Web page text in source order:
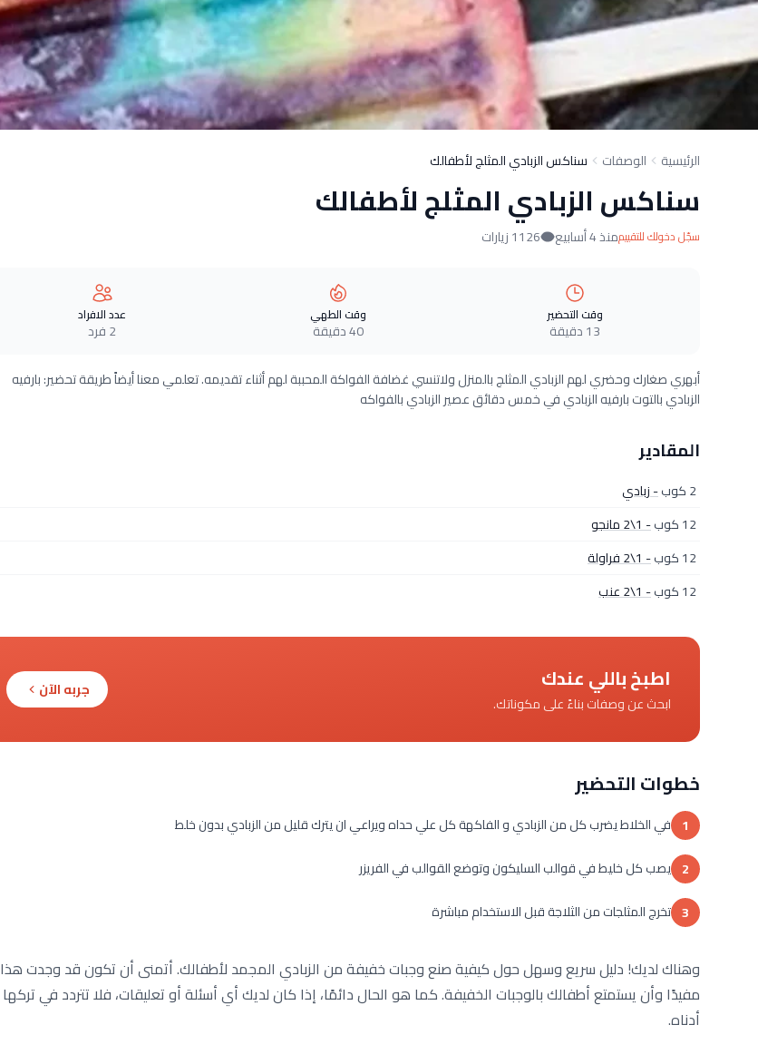
الرئيسية الوصفات سناكس الزبادي المثلج لأطفالك
سناكس الزبادي المثلج لأطفالك
سجّل دخولك للتقييممنذ 4 أسابيع 1126 زيارات
وقت التحضير
13 دقيقة
وقت الطهي
40 دقيقة
عدد الافراد
2 فرد
أبهري صغارك وحضري لهم الزبادي المثلج بالمنزل ولاتنسي غضافة الفواكة المحببة لهم أثناء تقديمه. تعلمي معنا أيضاً طريقة تحضير: بارفيه
الزبادي بالتوت بارفيه الزبادي في خمس دقائق عصير الزبادي بالفواكه
المقادير
2 كوب
- زبادي
12 كوب
- 1\2 مانجو
12 كوب
- 1\2 فراولة
12 كوب
- 1\2 عنب
اطبخ باللي عندك
ابحث عن وصفات بناءً على مكوناتك.
جربه الآن
خطوات التحضير
1 في الخلاط يضرب كل من الزبادي و الفاكهة كل علي حداه ويراعي ان يترك قليل من الزبادي بدون خلط
2 يصب كل خليط في قوالب السليكون وتوضع القوالب في الفريزر
3 تخرج المثلجات من الثلاجة قبل الاستخدام مباشرة
وهناك لديك! دليل سريع وسهل حول كيفية صنع وجبات خفيفة من الزبادي المجمد لأطفالك. أتمنى أن تكون قد وجدت هذا
مفيدًا وأن يستمتع أطفالك بالوجبات الخفيفة. كما هو الحال دائمًا، إذا كان لديك أي أسئلة أو تعليقات، فلا تتردد في تركها
أدناه.